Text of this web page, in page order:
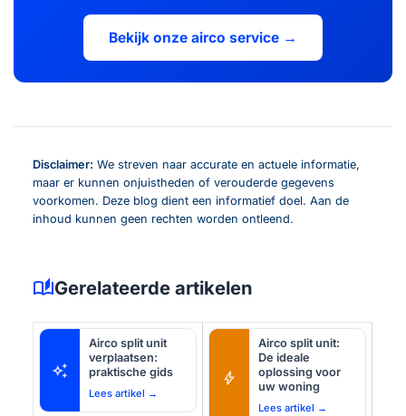
Bekijk onze airco service →
Disclaimer: We streven naar accurate en actuele informatie,
maar er kunnen onjuistheden of verouderde gegevens
voorkomen. Deze blog dient een informatief doel. Aan de
inhoud kunnen geen rechten worden ontleend.
auto_storiesGerelateerde artikelen
auto_awesome
Airco split unit
verplaatsen:
praktische gids
Lees artikel →
bolt
Airco split unit:
De ideale
oplossing voor
uw woning
Lees artikel →